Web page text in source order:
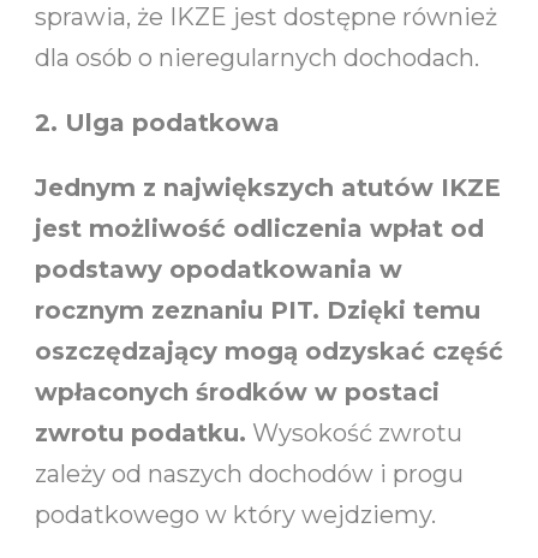
sprawia, że IKZE jest dostępne również
dla osób o nieregularnych dochodach.
2. Ulga podatkowa
Jednym z największych atutów IKZE
jest możliwość odliczenia wpłat od
podstawy opodatkowania w
rocznym zeznaniu PIT. Dzięki temu
oszczędzający mogą odzyskać część
wpłaconych środków w postaci
zwrotu podatku. Wysokość zwrotu
zależy od naszych dochodów i progu
podatkowego w który wejdziemy.